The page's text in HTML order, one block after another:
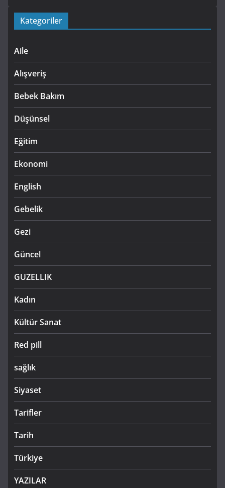
Kategoriler
Aile
Alışveriş
Bebek Bakım
Düşünsel
Eğitim
Ekonomi
English
Gebelik
Gezi
Güncel
GUZELLIK
Kadın
Kültür Sanat
Red pill
sağlık
Siyaset
Tarifler
Tarih
Türkiye
YAZILAR